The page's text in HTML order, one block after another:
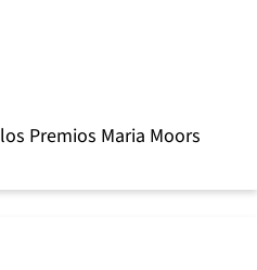
Premios Maria Moors